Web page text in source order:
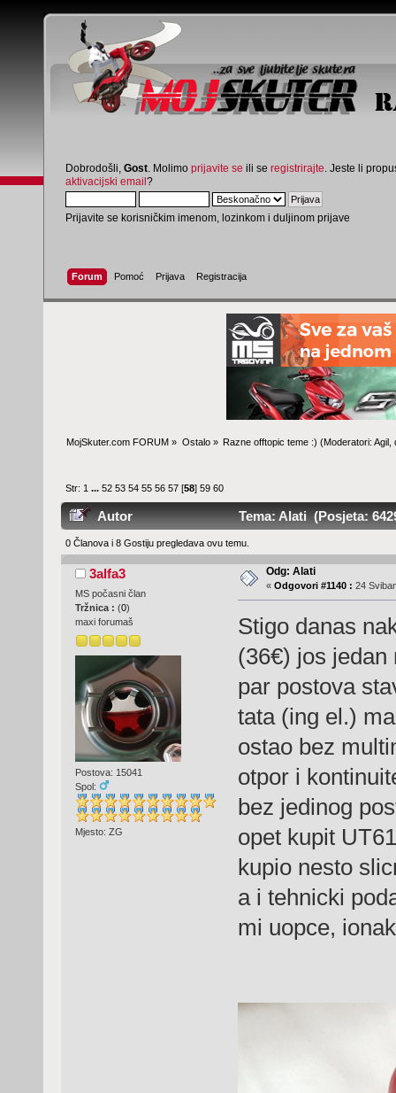
Dobrodošli, Gost . Molimo prijavite se ili se registrirajte . Jeste li
aktivacijski email?
Prijavite se korisničkim imenom, lozinkom i duljinom prijave
Forum Pomoć Prijava Registracija
MojSkuter.com FORUM » Ostalo» Razne offtopic teme :) (Moderatori: Agil
Str: 1 ...52 53 54 55 56 57 [58]59 60
Autor Tema: Alati (Posjeta:
0 Članova i 8 Gostiju pregledava ovu temu.
3alfa3
MS počasni član
Tržnica : (0)
maxi forumaš
Postova: 15041
Spol:
Mjesto: ZG
Odg: Alati
« Odgovori #1140 : 24
Stigo danas
(36€) jos
par postova
tata (ing el.)
ostao bez
otpor i
bez jedinog
opet kupit
kupio nesto
a i tehnicki
mi uopce,